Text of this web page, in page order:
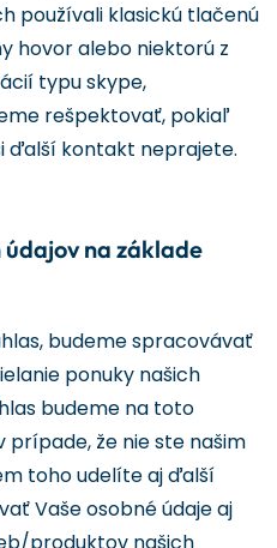
používali klasickú tlačenú
hovor alebo niektorú z
typu skype,
rešpektovať, pokiaľ
ďalší kontakt neprajete.
na základe
budeme spracovávať
ponuky našich
budeme na toto
že nie ste našim
toho udelíte aj ďalší
Vaše osobné údaje aj